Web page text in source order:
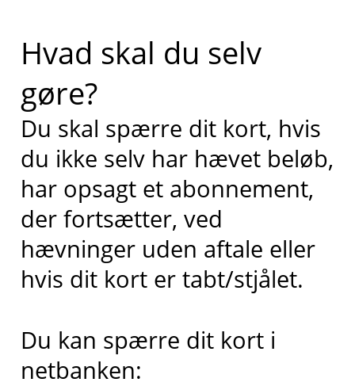
Hvad skal du selv
gøre?
Du skal spærre dit kort, hvis
du ikke selv har hævet beløb,
har opsagt et abonnement,
der fortsætter, ved
hævninger uden aftale eller
hvis dit kort er tabt/stjålet.
Du kan spærre dit kort i
netbanken: